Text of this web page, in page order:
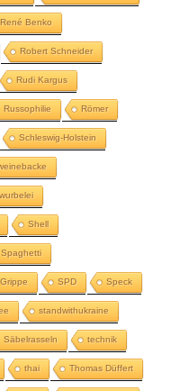
René Benko
Robert Schneider
Rudi Kargus
Russophilie Römer
Schleswig-Holstein
Shell
Spaghetti
SPD Speck
standwithukraine
Säbelrasseln technik
thai Thomas Düffert